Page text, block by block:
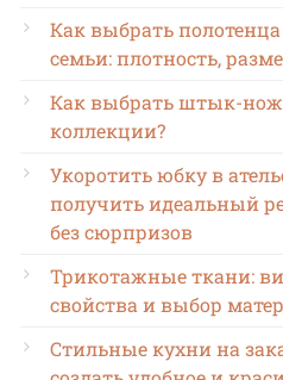
Как выбрать
семьи: плотность,
Как выбрать штык-
коллекции?
Укоротить юбку в
получить идеальный
без сюрпризов
Трикотажные ткани:
свойства и выбор
Стильные кухни на